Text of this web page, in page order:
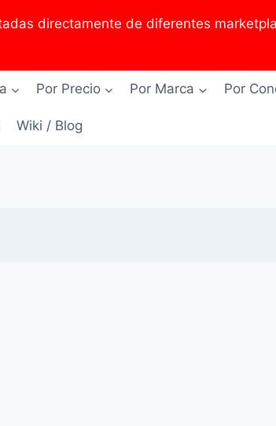
directamente de diferentes
Por Precio Por Marca Por
Wiki / Blog